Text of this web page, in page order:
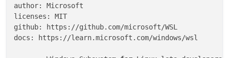
author: Microsoft
licenses: MIT
github: https://github.com/microsoft/WSL
docs: https://learn.microsoft.com/windows/wsl